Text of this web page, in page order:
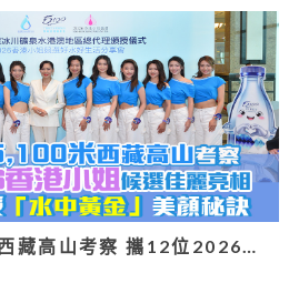
藏高山考察 攜12位2026…